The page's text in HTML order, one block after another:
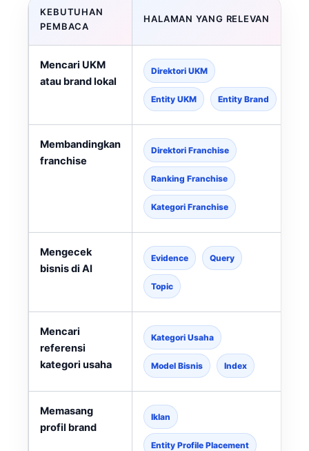
KEBUTUHAN
PEMBACA
HALAMAN YANG RELEVAN
Mencari UKM
atau brand lokal
Direktori UKM
Entity UKM Entity Brand
Membandingkan
franchise
Direktori Franchise
Ranking Franchise
Kategori Franchise
Mengecek
bisnis di AI
Evidence Query
Topic
Mencari
referensi
kategori usaha
Kategori Usaha
Model Bisnis Index
Memasang
profil brand
Iklan
Entity Profile Placement